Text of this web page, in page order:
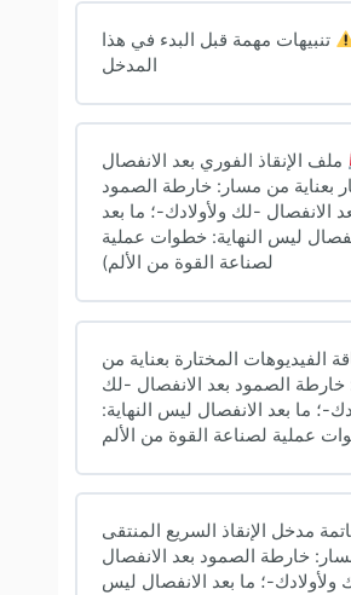
تنبيهات مهمة قبل البدء في هذا
المدخل
ملف الإنقاذ الفوري بعد الانفصال
بعناية من مسار: خارطة الصمود
الانفصال -لك ولأولادك-؛ ما بعد
ليس النهاية: خطوات عملية
لصناعة القوة من الألم)
الفيديوهات المختارة بعناية من
الصمود بعد الانفصال -لك
؛ ما بعد الانفصال ليس النهاية:
عملية لصناعة القوة من الألم
مدخل الإنقاذ السريع المنتقى
خارطة الصمود بعد الانفصال
ولأولادك-؛ ما بعد الانفصال ليس